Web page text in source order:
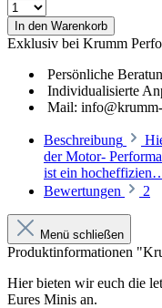
In den Warenkorb
Exklusiv bei Krumm
Persönliche
Individualisierte
Mail:
Beschreibung
der Motor-
ist ein
Bewertungen
2
Menü schließen
Produktinformationen
Hier bieten wir euch die
Eures Minis an.